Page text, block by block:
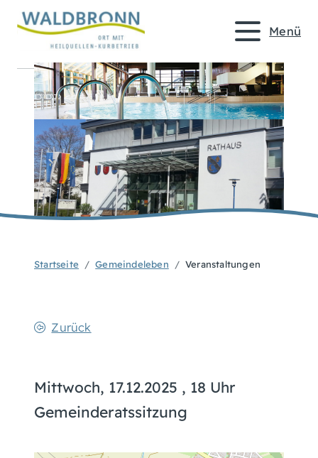
Menü
Startseite Gemeindeleben Veranstaltungen
Zurück
Mittwoch, 17.12.2025 , 18 Uhr
Gemeinderatssitzung